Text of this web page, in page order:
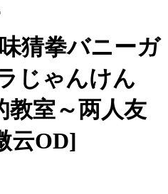
猜拳バニーガ
じゃんけん
教室～两人友
云OD]